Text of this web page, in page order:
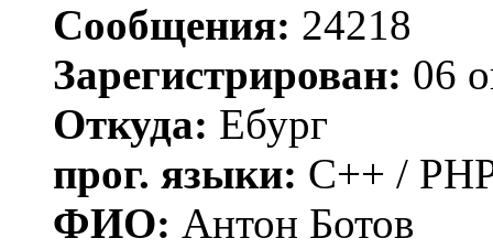
Сообщения: 24218
Зарегистрирован: 06
Откуда: Ебург
прог. языки: C++ /
ФИО: Антон Ботов